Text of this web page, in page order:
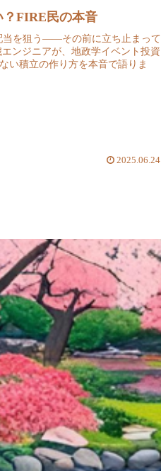
？FIRE民の本音
当を狙う——その前に立ち止まって
ンジニアが、地政学イベント投資
い積立の作り方を本音で語りま
2025.06.24